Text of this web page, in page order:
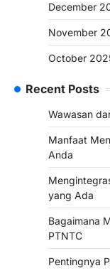
December
November
October
Recent Posts
Wawasan
Manfaat
Anda
yang Ada
Bagaimana
PTNTC
Pentingnya